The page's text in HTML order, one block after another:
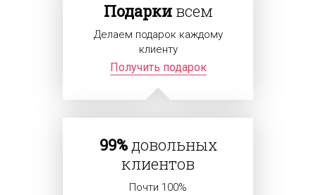
Подаркивсем
Делаем подарок каждому
клиенту
Получить подарок
99%довольных
клиентов
Почти 100%